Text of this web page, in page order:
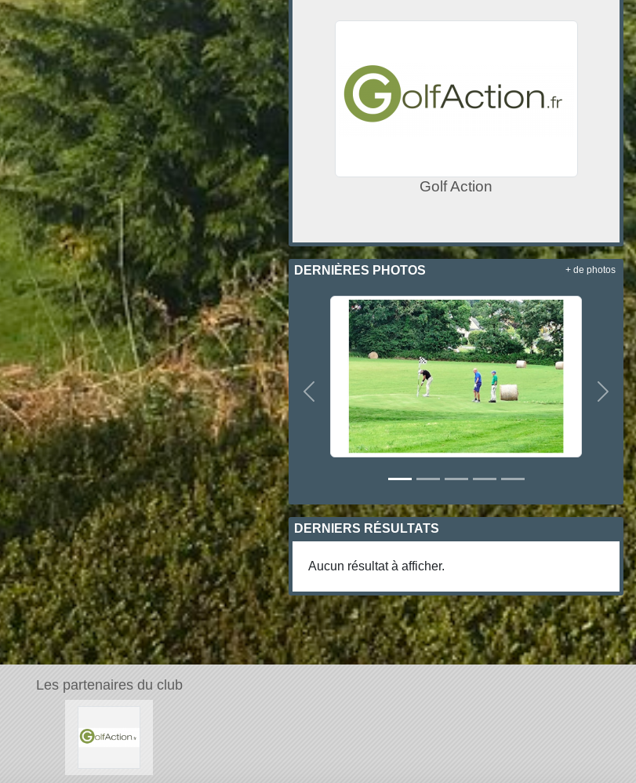
Golf Action
DERNIÈRES PHOTOS
Précedent
+ de photos
DERNIERS RÉSULTATS
Aucun résultat à afficher.
Les partenaires du club